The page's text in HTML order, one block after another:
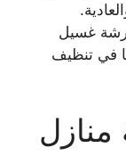
غسيل
في تنظيف
منازل